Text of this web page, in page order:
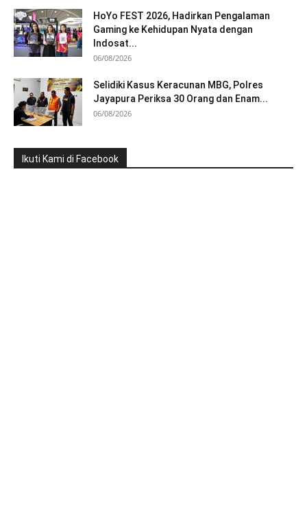
HoYo FEST 2026, Hadirkan Pengalaman
Gaming ke Kehidupan Nyata dengan
Indosat...
06/08/2026
Selidiki Kasus Keracunan MBG, Polres
Jayapura Periksa 30 Orang dan Enam...
06/08/2026
Ikuti Kami di Facebook